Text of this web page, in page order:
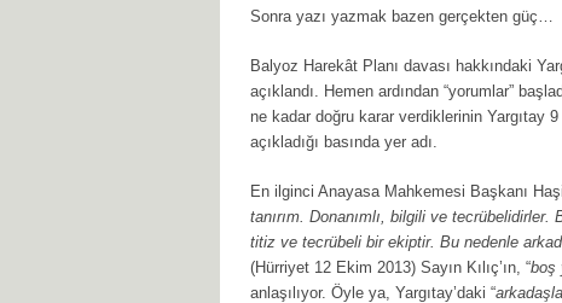
Sonra yazı yazmak bazen gerçekten güç…
Balyoz Harekât Planı davası hakkındaki
açıklandı. Hemen ardından “yorumlar”
ne kadar doğru karar verdiklerinin Yargıtay
açıkladığı basında yer adı.
En ilginci Anayasa Mahkemesi Başkanı
tanırım. Donanımlı, bilgili ve tecrübelidirler.
titiz ve tecrübeli bir ekiptir. Bu nedenle
(Hürriyet 12 Ekim 2013) Sayın Kılıç’ın, “boş
anlaşılıyor. Öyle ya, Yargıtay’daki “